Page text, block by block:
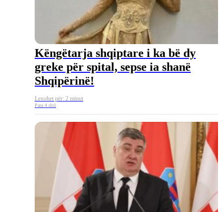
Këngëtarja shqiptare i ka bë dy
greke për spital, sepse ia shanë
Shqipërinë!
Lexohet për: 2 minut
Para 4 ditë